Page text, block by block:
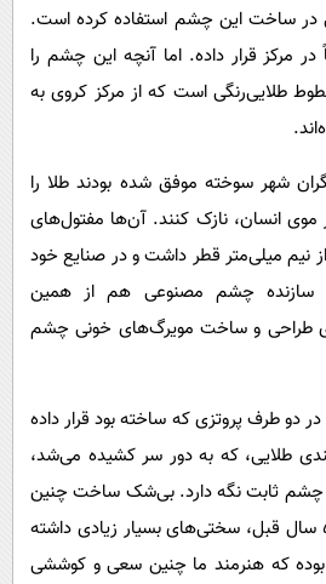
در ساخت این چشم استفاده کرده است.
مرکز قرار داده. اما آنچه این چشم را
طلایی‌رنگی است که از مرکز کروی به
شهر سوخته موفق شده بودند طلا را
موی انسان، نازک کنند. آن‌ها مفتول‌های
نیم میلی‌متر قطر داشت و در صنایع خود
سازنده چشم مصنوعی هم از همین
طراحی و ساخت مویرگ‌های خونی چشم
دو طرف پروتزی که ساخته بود قرار داده
طلایی، که به دور سر کشیده می‌شد،
ثابت نگه دارد. بی‌شک ساخت چنین
پروتز عجیبی، آن هم ۵۰۰۰ سال قبل، سختی‌های بسیار زیادی داشته
که هنرمند ما چنین سعی و کوششی